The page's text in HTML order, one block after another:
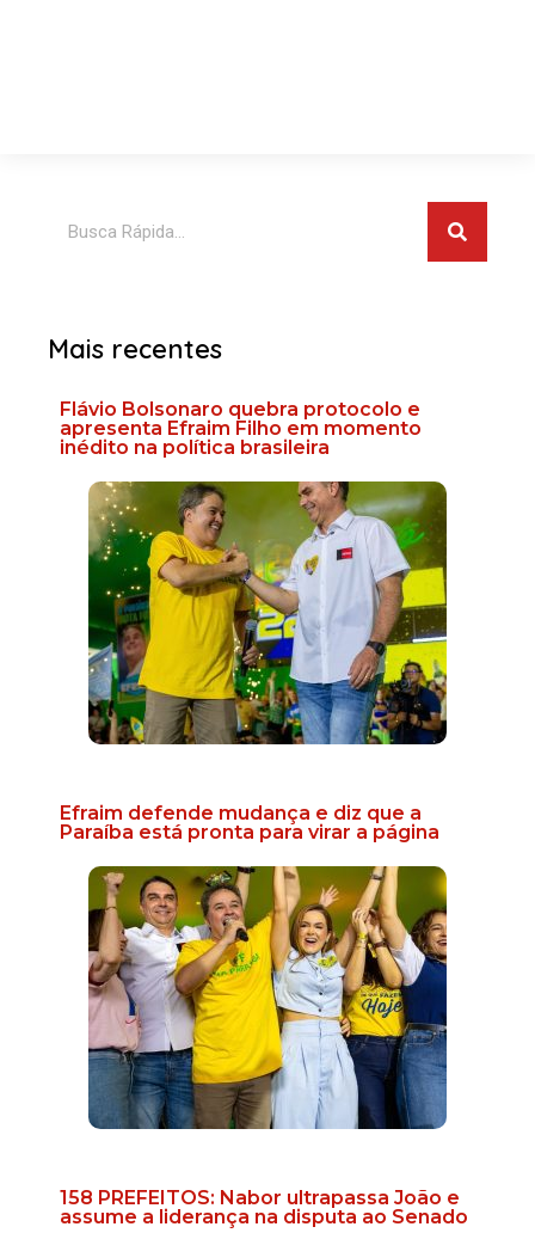
Mais recentes
Flávio Bolsonaro quebra protocolo e
apresenta Efraim Filho em momento
inédito na política brasileira
Efraim defende mudança e diz que a
Paraíba está pronta para virar a página
158 PREFEITOS: Nabor ultrapassa João e
assume a liderança na disputa ao Senado